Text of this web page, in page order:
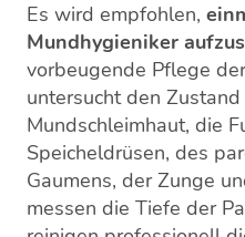
Es wird empfohlen,
Mundhygieniker
vorbeugende Pflege
untersucht den
Mundschleimhaut, die
Speicheldrüsen, des
Gaumens, der Zunge
messen die Tiefe der